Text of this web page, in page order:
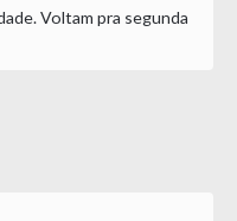
Voltam pra segunda